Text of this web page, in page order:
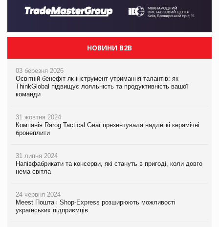
НОВИНИ B2B
03 березня 2026
Освітній бенефіт як інструмент утримання талантів: як
ThinkGlobal підвищує лояльність та продуктивність вашої
команди
31 жовтня 2024
Компанія Rarog Tactical Gear презентувала надлегкі керамічні
бронеплити
31 липня 2024
Напівфабрикати та консерви, які стануть в пригоді, коли довго
нема світла
24 червня 2024
Meest Пошта і Shop-Express розширюють можливості
українських підприємців